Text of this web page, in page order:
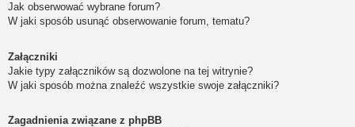
Jak obserwować wybrane forum?
W jaki sposób usunąć obserwowanie forum, tematu?
Załączniki
Jakie typy załączników są dozwolone na tej witrynie?
W jaki sposób można znaleźć wszystkie swoje załączniki?
Zagadnienia związane z phpBB